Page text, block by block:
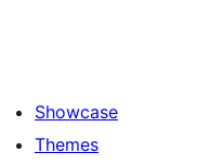
Showcase
Themes